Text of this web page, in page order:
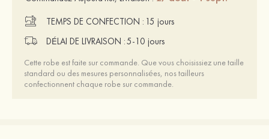
TEMPS DE CONFECTION : 15 jours
DÉLAI DE LIVRAISON :5-10 jours
Cette robe est faite sur commande. Que vous choisissiez une taille
standard ou des mesures personnalisées, nos tailleurs
confectionnent chaque robe sur commande.